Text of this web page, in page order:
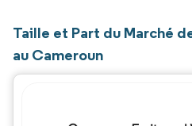
Taille et Part du Marché
au Cameroun